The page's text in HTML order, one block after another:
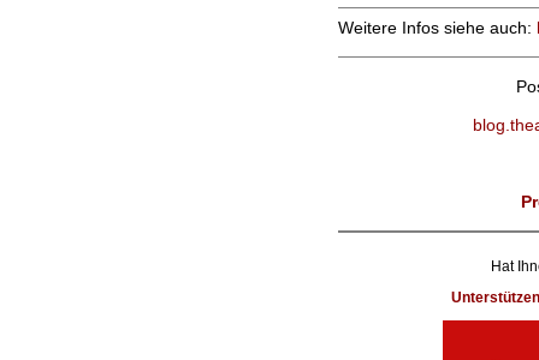
Weitere Infos siehe auch:
Hat